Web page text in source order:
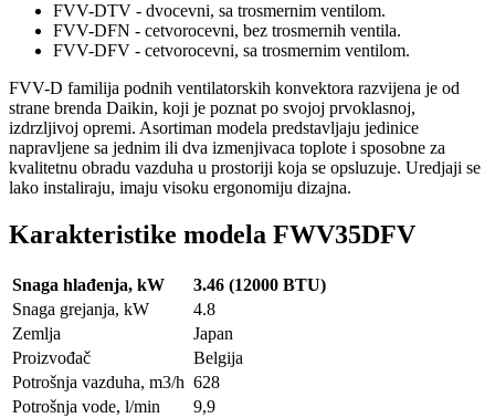
FVV-DTV - dvocevni, sa trosmernim ventilom.
FVV-DFN - cetvorocevni, bez trosmernih ventila.
FVV-DFV - cetvorocevni, sa trosmernim ventilom.
FVV-D familija podnih ventilatorskih konvektora razvijena je od
strane brenda Daikin, koji je poznat po svojoj prvoklasnoj,
izdrzljivoj opremi. Asortiman modela predstavljaju jedinice
napravljene sa jednim ili dva izmenjivaca toplote i sposobne za
kvalitetnu obradu vazduha u prostoriji koja se opsluzuje. Uredjaji se
lako instaliraju, imaju visoku ergonomiju dizajna.
Karakteristike modela FWV35DFV
Snaga hlađenja, kW
3.46 (12000 BTU)
Snaga grejanja, kW
4.8
Zemlja
Japan
Proizvođač
Belgija
Potrošnja vazduha, m3/h 628
Potrošnja vode, l/min
9,9